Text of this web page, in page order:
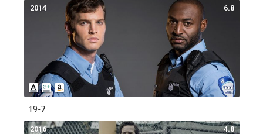
6.8
2014
19-2
4.8
2016